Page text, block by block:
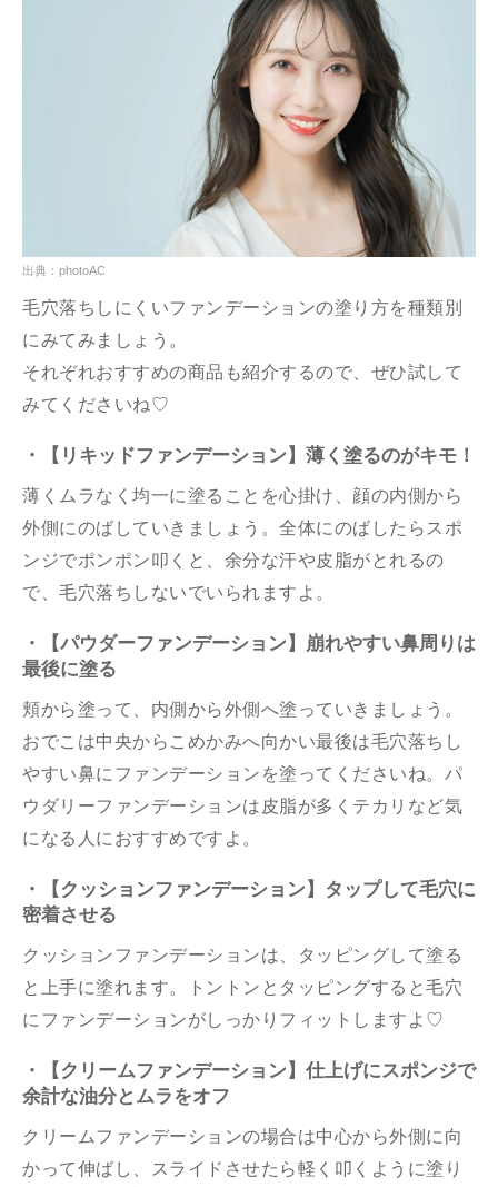
出典：photoAC
毛穴落ちしにくいファンデーションの塗り方を種類別
にみてみましょう。
それぞれおすすめの商品も紹介するので、ぜひ試して
みてくださいね♡
・【リキッドファンデーション】薄く塗るのがキモ！
薄くムラなく均一に塗ることを心掛け、顔の内側から
外側にのばしていきましょう。全体にのばしたらスポ
ンジでポンポン叩くと、余分な汗や皮脂がとれるの
で、毛穴落ちしないでいられますよ。
・【パウダーファンデーション】崩れやすい鼻周りは
最後に塗る
頬から塗って、内側から外側へ塗っていきましょう。
おでこは中央からこめかみへ向かい最後は毛穴落ちし
やすい鼻にファンデーションを塗ってくださいね。パ
ウダリーファンデーションは皮脂が多くテカリなど気
になる人におすすめですよ。
・【クッションファンデーション】タップして毛穴に
密着させる
クッションファンデーションは、タッピングして塗る
と上手に塗れます。トントンとタッピングすると毛穴
にファンデーションがしっかりフィットしますよ♡
・【クリームファンデーション】仕上げにスポンジで
余計な油分とムラをオフ
クリームファンデーションの場合は中心から外側に向
かって伸ばし、スライドさせたら軽く叩くように塗り